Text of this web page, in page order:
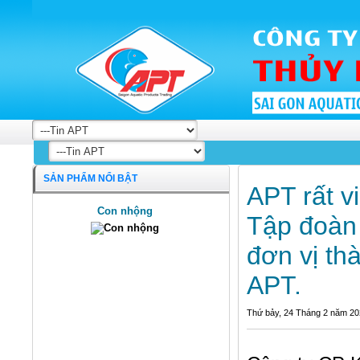
APT rất
Tập
đơn vị
APT.
Thứ bảy, 24 Tháng 2 năm
SẢN PHẨM NỔI BẬT
Con nhộng